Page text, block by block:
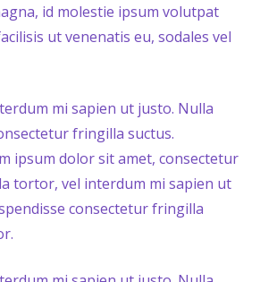
id molestie ipsum volutpat
ut venenatis eu, sodales vel
mi sapien ut justo. Nulla
fringilla suctus.
ipsum dolor sit amet, consectetur
tortor, vel interdum mi sapien ut
consectetur fringilla